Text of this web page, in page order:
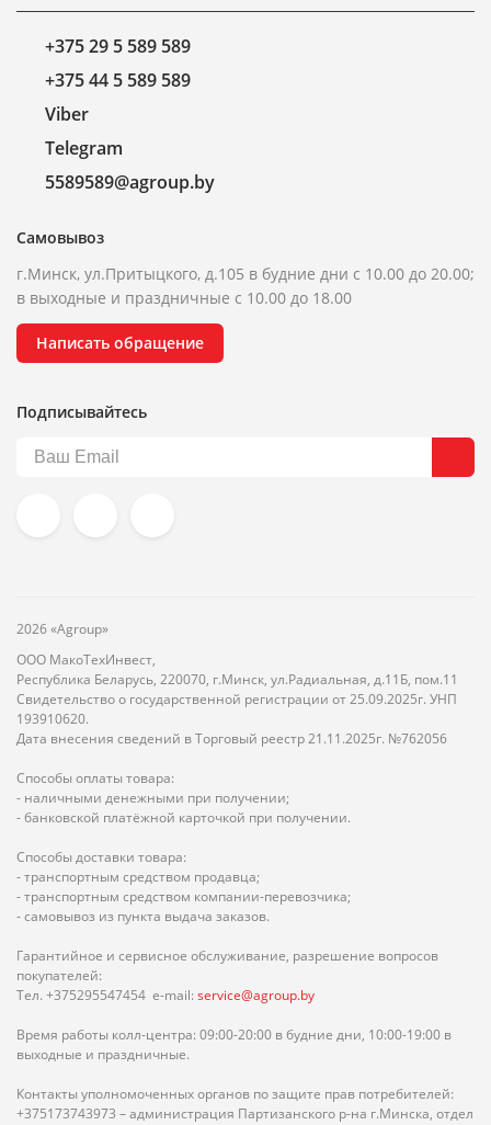
+375 29 5 589 589
+375 44 5 589 589
Viber
Telegram
5589589@agroup.by
Самовывоз
г.Минск, ул.Притыцкого, д.105 в будние дни с 10.00 до 20.00;
в выходные и праздничные с 10.00 до 18.00
Написать обращение
Подписывайтесь
2026 «Agroup»
ООО МакоТехИнвест,
Республика Беларусь, 220070, г.Минск, ул.Радиальная, д.11Б, пом.11
Свидетельство о государственной регистрации от 25.09.2025г. УНП
193910620.
Дата внесения сведений в Торговый реестр 21.11.2025г. №762056
Способы оплаты товара:
- наличными денежными при получении;
- банковской платёжной карточкой при получении.
Способы доставки товара:
- транспортным средством продавца;
- транспортным средством компании-перевозчика;
- самовывоз из пункта выдача заказов.
Гарантийное и сервисное обслуживание, разрешение вопросов
покупателей:
Тел. +375295547454 e-mail: service@agroup.by
Время работы колл-центра: 09:00-20:00 в будние дни, 10:00-19:00 в
выходные и праздничные.
Контакты уполномоченных органов по защите прав потребителей:
+375173743973 – администрация Партизанского р-на г.Минска, отдел